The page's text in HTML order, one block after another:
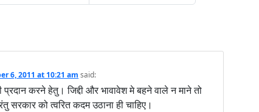
6, 2011 at 10:21 am said:
प्रदान करने हेतु। जिद्दी और भावावेश मे बहने वाले न माने तो
सरकार को त्वरित कदम उठाना ही चाहिए।